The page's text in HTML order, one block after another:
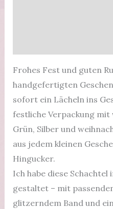
Frohes Fest und guten
handgefertigten
sofort ein Lächeln ins
festliche Verpackung
Grün, Silber und
aus jedem kleinen
Hingucker.
Ich habe diese
gestaltet – mit
glitzerndem Band und